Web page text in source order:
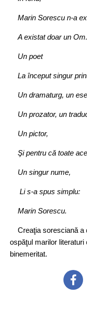
Marin Sorescu n‑a
A existat doar un Om.
Un poet
La început singur
Un dramaturg, un
Un prozator, un
Un pictor,
Şi pentru că toate
Un singur nume,
Li s‑a spus simplu:
Marin Sorescu.
Creaţia soresciană a
ospăţul marilor
binemeritat.